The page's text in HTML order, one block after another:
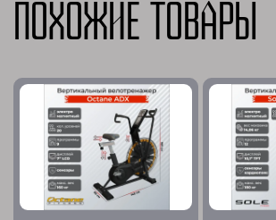
Похожие товары